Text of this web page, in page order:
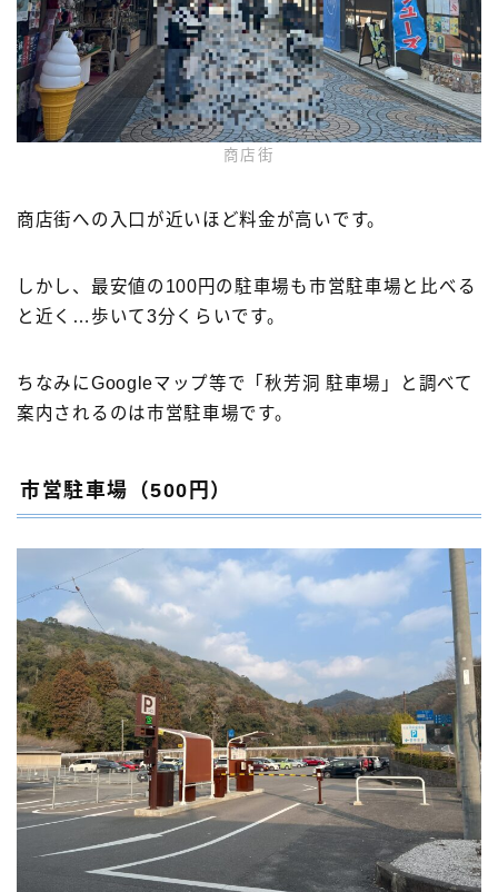
商店街
商店街への入口が近いほど料金が高いです。
しかし、最安値の100円の駐車場も市営駐車場と比べる
と近く…歩いて3分くらいです。
ちなみにGoogleマップ等で「秋芳洞 駐車場」と調べて
案内されるのは市営駐車場です。
市営駐車場（500円）